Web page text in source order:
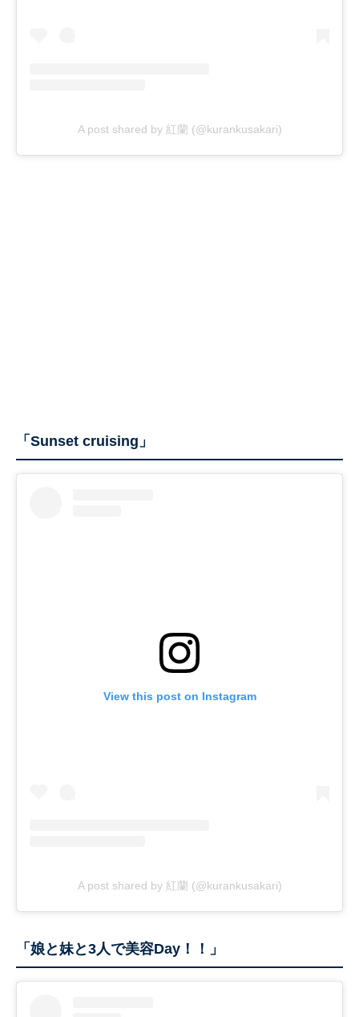
A post shared by 紅蘭 (@kurankusakari)
「Sunset cruising」
View this post on Instagram
A post shared by 紅蘭 (@kurankusakari)
「娘と妹と3人で美容Day！！」